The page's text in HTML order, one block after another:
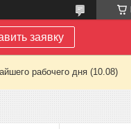
заявку
рабочего дня (10.08)